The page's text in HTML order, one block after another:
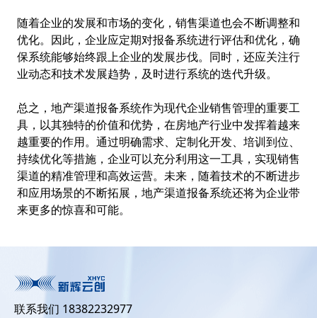
随着企业的发展和市场的变化，销售渠道也会不断调整和
优化。因此，企业应定期对报备系统进行评估和优化，确
保系统能够始终跟上企业的发展步伐。同时，还应关注行
业动态和技术发展趋势，及时进行系统的迭代升级。
总之，地产渠道报备系统作为现代企业销售管理的重要工
具，以其独特的价值和优势，在房地产行业中发挥着越来
越重要的作用。通过明确需求、定制化开发、培训到位、
持续优化等措施，企业可以充分利用这一工具，实现销售
渠道的精准管理和高效运营。未来，随着技术的不断进步
和应用场景的不断拓展，地产渠道报备系统还将为企业带
来更多的惊喜和可能。
联系我们 18382232977